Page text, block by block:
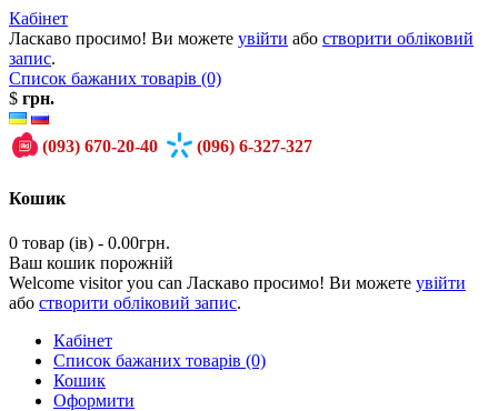
Кабінет
Ласкаво просимо! Ви можете увійти або створити обліковий
запис.
Список бажаних товарів (0)
$ грн.
(093) 670-20-40 (096) 6-327-327
Кошик
0 товар (ів) - 0.00грн.
Ваш кошик порожній
Welcome visitor you can Ласкаво просимо! Ви можете увійти
або створити обліковий запис.
Кабінет
Список бажаних товарів (0)
Кошик
Оформити